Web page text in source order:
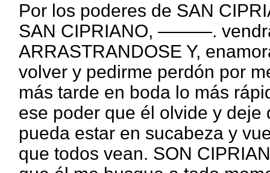
Por los poderes de SAN
SAN CIPRIANO, ———.
ARRASTRANDOSE Y,
volver y pedirme perdón por
más tarde en boda lo más
ese poder que él olvide y
pueda estar en sucabeza y
que todos vean. SON